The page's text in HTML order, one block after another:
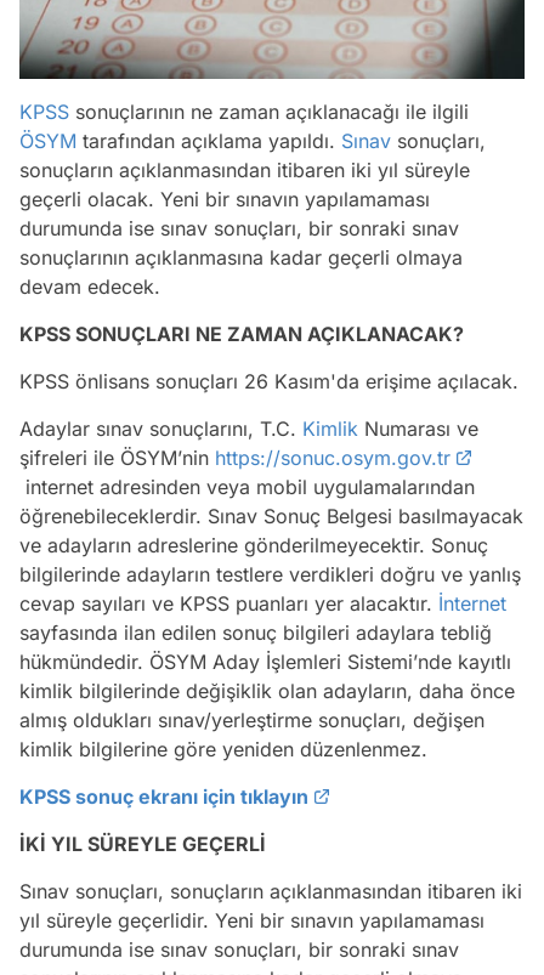
KPSS sonuçlarının ne zaman açıklanacağı ile ilgili
ÖSYM tarafından açıklama yapıldı. Sınav sonuçları,
sonuçların açıklanmasından itibaren iki yıl süreyle
geçerli olacak. Yeni bir sınavın yapılamaması
durumunda ise sınav sonuçları, bir sonraki sınav
sonuçlarının açıklanmasına kadar geçerli olmaya
devam edecek.
KPSS SONUÇLARI NE ZAMAN AÇIKLANACAK?
KPSS önlisans sonuçları 26 Kasım'da erişime açılacak.
Adaylar sınav sonuçlarını, T.C. Kimlik Numarası ve
şifreleri ile ÖSYM’nin https://sonuc.osym.gov.tr
internet adresinden veya mobil uygulamalarından
öğrenebileceklerdir. Sınav Sonuç Belgesi basılmayacak
ve adayların adreslerine gönderilmeyecektir. Sonuç
bilgilerinde adayların testlere verdikleri doğru ve yanlış
cevap sayıları ve KPSS puanları yer alacaktır. İnternet
sayfasında ilan edilen sonuç bilgileri adaylara tebliğ
hükmündedir. ÖSYM Aday İşlemleri Sistemi’nde kayıtlı
kimlik bilgilerinde değişiklik olan adayların, daha önce
almış oldukları sınav/yerleştirme sonuçları, değişen
kimlik bilgilerine göre yeniden düzenlenmez.
KPSS sonuç ekranı için tıklayın
İKİ YIL SÜREYLE GEÇERLİ
Sınav sonuçları, sonuçların açıklanmasından itibaren iki
yıl süreyle geçerlidir. Yeni bir sınavın yapılamaması
durumunda ise sınav sonuçları, bir sonraki sınav